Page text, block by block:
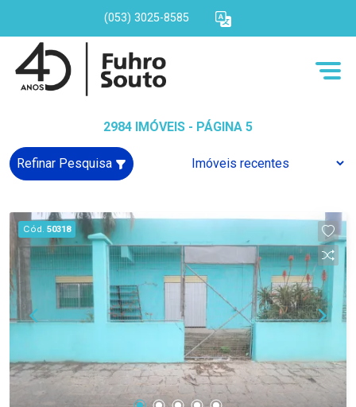
(053) 3025-8585
2984 IMÓVEIS - PÁGINA 5
Refinar Pesquisa
Cód. 50318